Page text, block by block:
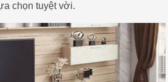
chọn tuyệt vời.